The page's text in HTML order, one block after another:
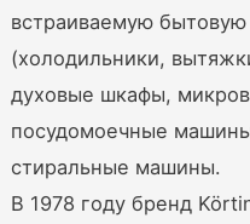
встраиваемую бытовую
(холодильники,
духовые шкафы,
посудомоечные
стиральные машины.
В 1978 году бренд